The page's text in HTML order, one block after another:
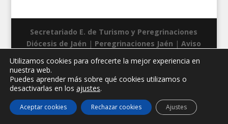
Secretariado E. de Turismo y Peregrinaciones
Diócesis de Jaén | Peregrinaciones Jaén |Aviso
Utilizamos cookies para ofrecerte la mejor experiencia en
nuestra web.
Puedes aprender más sobre qué cookies utilizamos o
desactivarlas en los ajustes.
Aceptar cookies Rechazar cookies Ajustes